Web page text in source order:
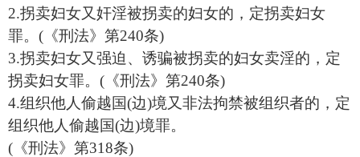
2.拐卖妇女又奸淫被拐卖的妇女的，定拐卖妇女
罪。(《刑法》第240条)
3.拐卖妇女又强迫、诱骗被拐卖的妇女卖淫的，定
拐卖妇女罪。(《刑法》第240条)
4.组织他人偷越国(边)境又非法拘禁被组织者的，定
组织他人偷越国(边)境罪。
(《刑法》第318条)